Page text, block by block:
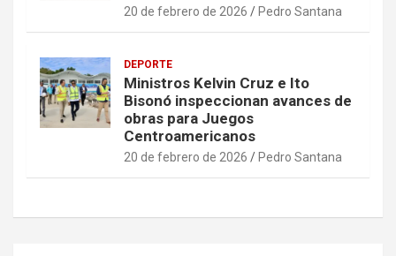
20 de febrero de 2026 Pedro Santana
DEPORTE
Ministros Kelvin Cruz e Ito
Bisonó inspeccionan avances de
obras para Juegos
Centroamericanos
20 de febrero de 2026 Pedro Santana